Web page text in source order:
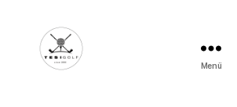
Menü